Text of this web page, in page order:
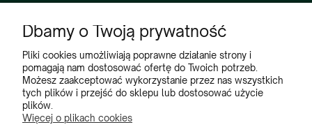
Ustawienia konta
Ulubione Akcesoria i wyposażenie zbiorników
Zbiorniki na deszczówkę
Częsci do maszyn rolniczych
Części do ciągników
Dbamy o Twoją prywatność
Pliki cookies umożliwiają poprawne działanie strony i
pomagają nam dostosować ofertę do Twoich potrzeb.
Możesz zaakceptować wykorzystanie przez nas wszystkich
tych plików i przejść do sklepu lub dostosować użycie
plików.
Więcej o plikach cookies